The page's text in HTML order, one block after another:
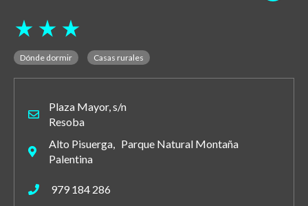
star_rate star_rate star_rate
Dónde dormir Casas rurales
Plaza Mayor, s/n
Resoba
Alto Pisuerga, Parque Natural Montaña
Palentina
979 184 286